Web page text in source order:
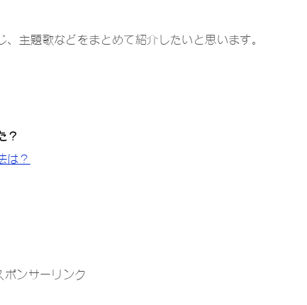
主題歌などをまとめて紹介したいと思います。
？
は？
ポンサーリンク